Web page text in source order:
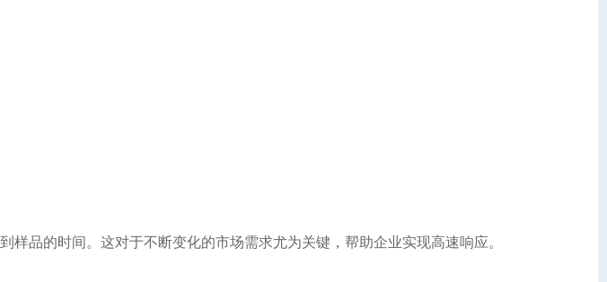
品的时间。这对于不断变化的市场需求尤为关键，帮助企业实现高速响应。